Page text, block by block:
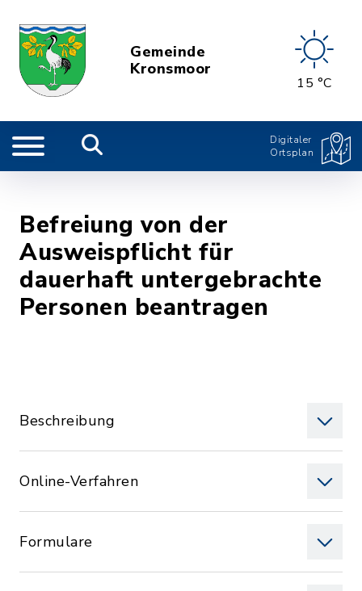
Gemeinde
Kronsmoor
15 °C
Digitaler
Ortsplan
Befreiung von der
Ausweispflicht für
dauerhaft untergebrachte
Personen beantragen
Beschreibung
Online-Verfahren
Formulare